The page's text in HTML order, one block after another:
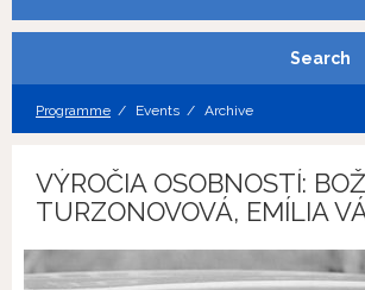
Search
Programme Events Archive
VÝROČIA OSOBNOSTÍ:
TURZONOVOVÁ, EMÍLIA